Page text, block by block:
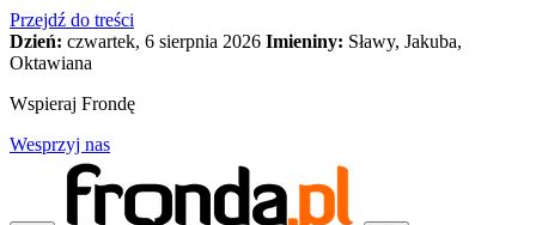
Przejdź do treści
Dzień: czwartek, 6 sierpnia 2026 Imieniny: Sławy, Jakuba,
Oktawiana
Wspieraj Frondę
Wesprzyj nas